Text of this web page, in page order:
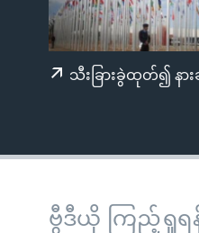
သီးခြားခွဲထုတ်၍ နာ
ဗွီဒီယို ကြည့်ရှုရ